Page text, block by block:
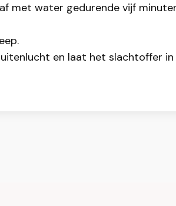
met water gedurende vijf
en laat het slachtoffer